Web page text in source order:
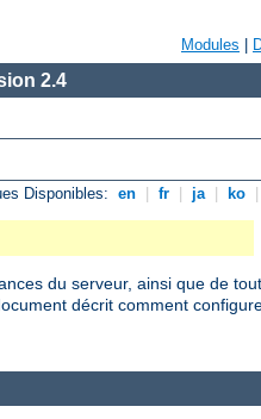
Modules
2.4
Disponibles: en fr ja ko
du serveur, ainsi que de tout
décrit comment